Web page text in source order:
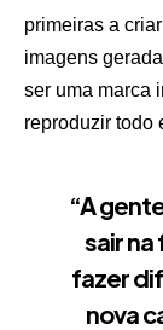
primeiras a
imagens
ser uma marca
reproduzir todo
“A
sair
fazer
nova